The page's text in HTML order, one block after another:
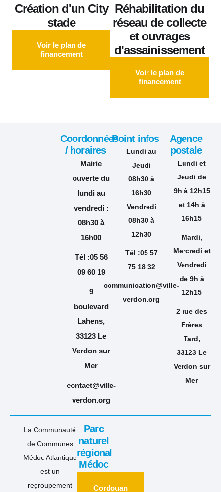
Création d'un City
stade
Voir le plan de
financement
Réhabilitation du
réseau de collecte
et ouvrages
d'assainissement
Voir le plan de
financement
Coordonnées
/ horaires
Mairie
ouverte du
lundi au
vendredi :
08h30 à
16h00
Tél :05 56
09 60 19
9
boulevard
Lahens,
33123 Le
Verdon sur
Mer
contact@ville-
verdon.org
Point infos
Lundi au
Jeudi
08h30 à
16h30
Vendredi
08h30 à
12h30
Tél :05 57
75 18 32
communication@ville-
verdon.org
Agence
postale
Lundi et
Jeudi de
9h à 12h15
et 14h à
16h15
Mardi,
Mercredi et
Vendredi
de 9h à
12h15
2 rue des
Frères
Tard,
33123 Le
Verdon sur
Mer
La Communauté
de Communes
Médoc Atlantique
est un
regroupement
Parc
naturel
régional
Médoc
Cordouan